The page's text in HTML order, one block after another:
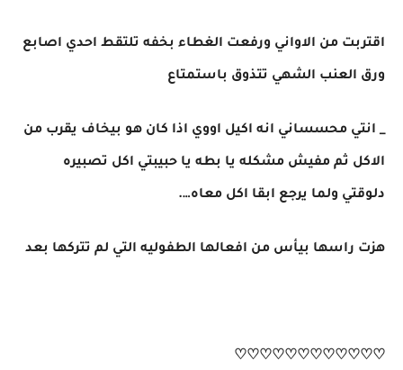
اقتربت من الاواني ورفعت الغطاء بخفه تلتقط احدي اصابع
ورق العنب الشهي تتذوق باستمتاع
_ انتي محسساني انه اكيل اووي اذا كان هو بيخاف يقرب من
الاكل ثم مفيش مشكله يا بطه يا حبيبتي اكل تصبيره
دلوقتي ولما يرجع ابقا اكل معاه….
هزت راسها بيأس من افعالها الطفوليه التي لم تتركها بعد
♡♡♡♡♡♡♡♡♡♡♡♡